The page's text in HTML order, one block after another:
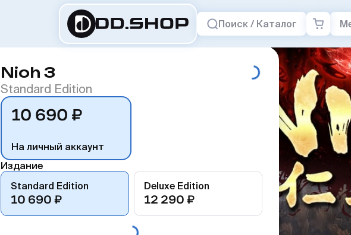
Поиск / Каталог
Nioh 3
Standard Edition
10 690 ₽
На личный аккаунт
Издание
Standard Edition
10 690 ₽
Deluxe Edition
12 290 ₽